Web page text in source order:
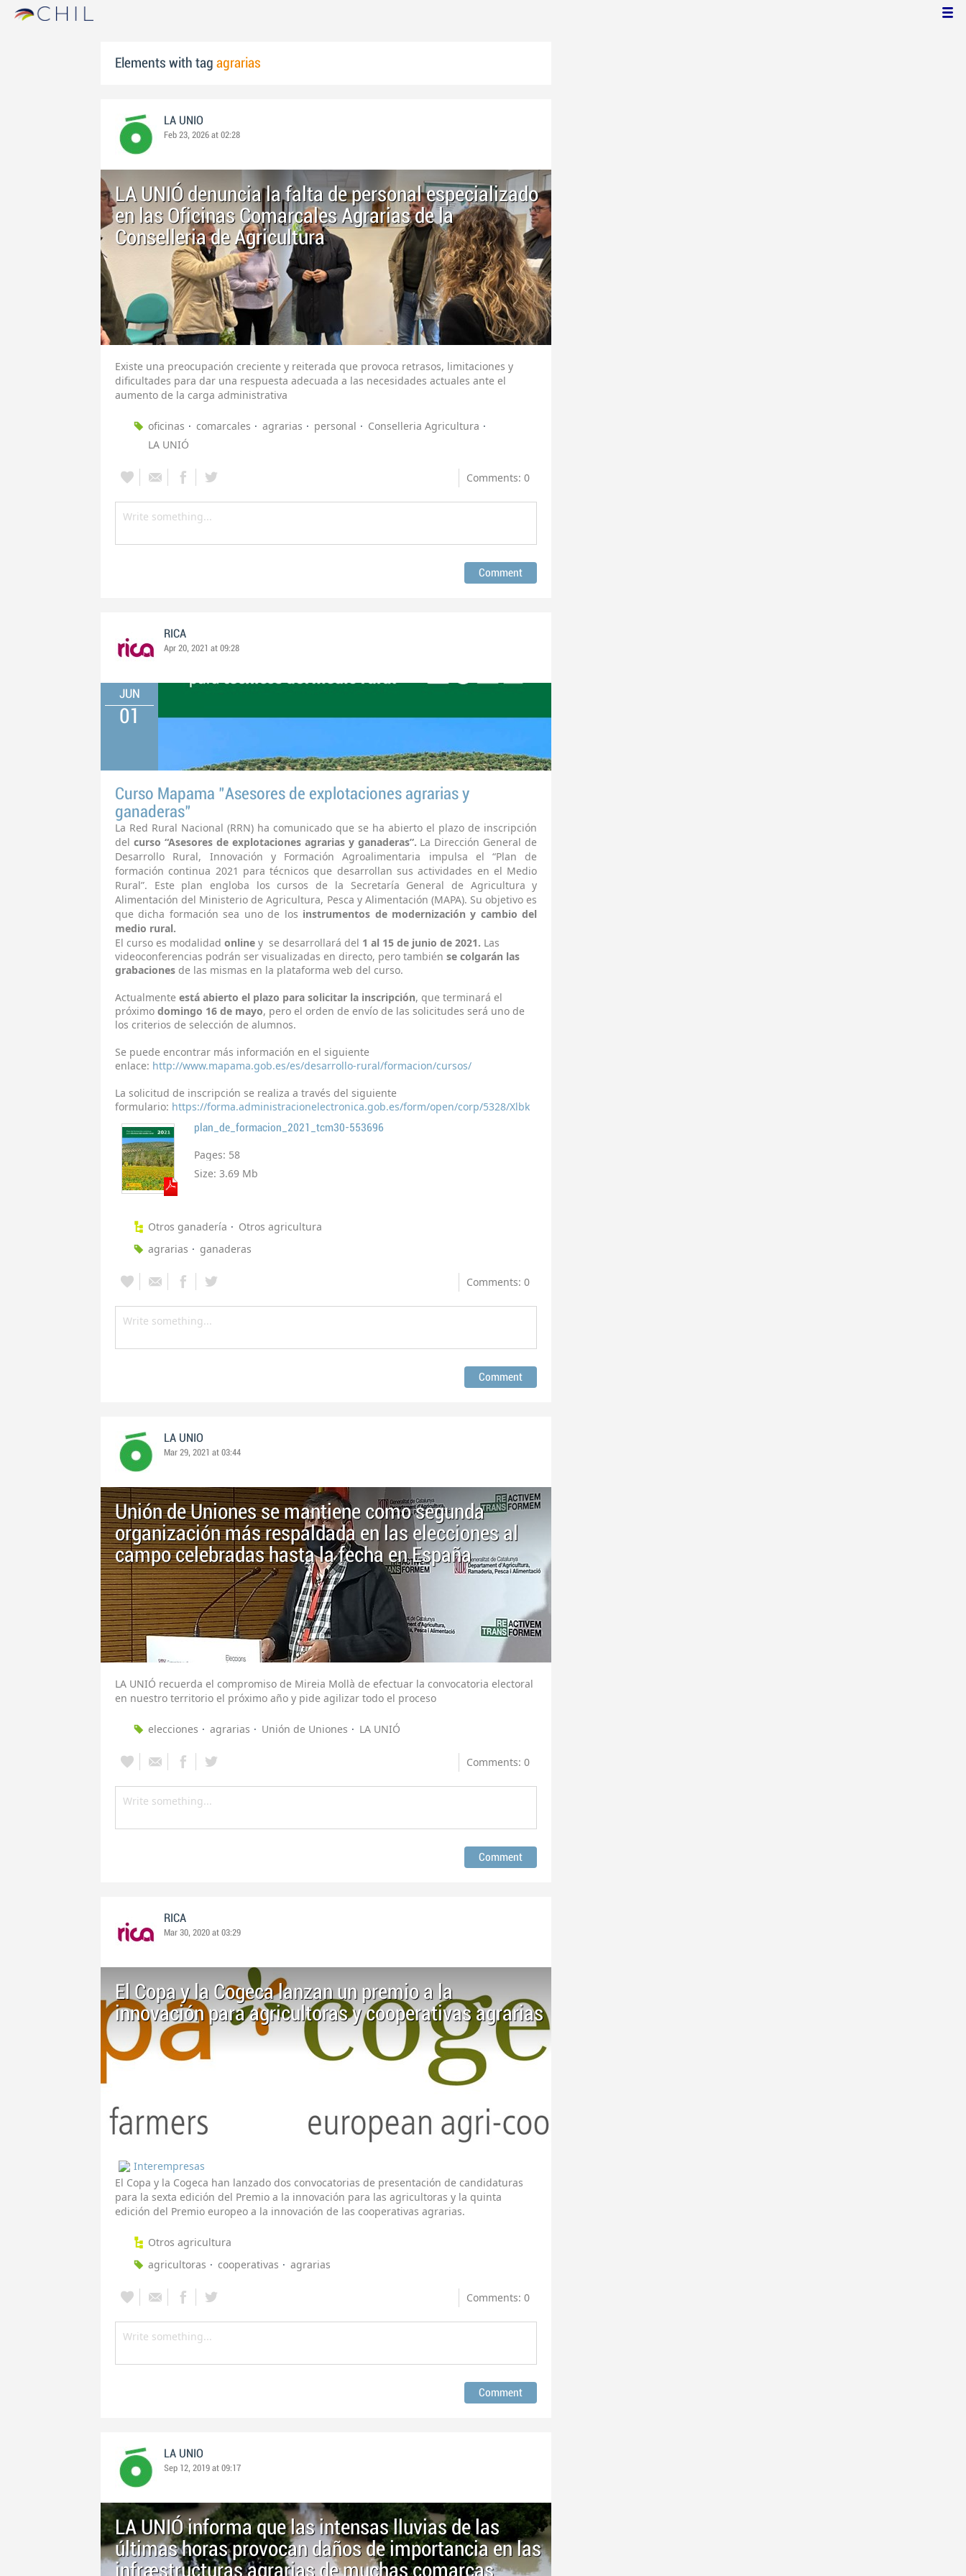
Elements with tag agrarias
LA UNIO
Feb 23, 2026 at 02:28
LA UNIÓ denuncia la falta de personal especializado
en las Oficinas Comarcales Agrarias de la
Conselleria de Agricultura
Existe una preocupación creciente y reiterada que provoca retrasos, limitaciones y
dificultades para dar una respuesta adecuada a las necesidades actuales ante el
aumento de la carga administrativa
oficinas comarcales agrarias personal
Conselleria Agricultura
LA UNIÓ
Comments: 0
RICA
Apr 20, 2021 at 09:28
JUN
01
Curso Mapama "Asesores de explotaciones agrarias y
ganaderas"
La Red Rural Nacional (RRN) ha comunicado que se ha abierto el plazo de inscripción
del curso “Asesores de explotaciones agrarias y ganaderas”. La Dirección General de
Desarrollo Rural, Innovación y Formación Agroalimentaria impulsa el “Plan de
formación continua 2021 para técnicos que desarrollan sus actividades en el Medio
Rural”. Este plan engloba los cursos de la Secretaría General de Agricultura y
Alimentación del Ministerio de Agricultura, Pesca y Alimentación (MAPA). Su objetivo es
que dicha formación sea uno de los instrumentos de modernización y cambio del
medio rural.
El curso es modalidad online y se desarrollará del 1 al 15 de junio de 2021. Las
videoconferencias podrán ser visualizadas en directo, pero también se colgarán las
grabaciones de las mismas en la plataforma web del curso.
Actualmente está abierto el plazo para solicitar la inscripción, que terminará el
próximo domingo 16 de mayo, pero el orden de envío de las solicitudes será uno de
los criterios de selección de alumnos.
Se puede encontrar más información en el siguiente
enlace: http://www.mapama.gob.es/es/desarrollo-rural/formacion/cursos/
La solicitud de inscripción se realiza a través del siguiente
formulario: https://forma.administracionelectronica.gob.es/form/open/corp/5328/Xlbk
plan_de_formacion_2021_tcm30-553696
Pages: 58
Size: 3.69 Mb
Otros ganadería
Otros agricultura
agrarias
ganaderas
Comments: 0
LA UNIO
Mar 29, 2021 at 03:44
Unión de Uniones se mantiene como segunda
organización más respaldada en las elecciones al
campo celebradas hasta la fecha en España
LA UNIÓ recuerda el compromiso de Mireia Mollà de efectuar la convocatoria electoral
en nuestro territorio el próximo año y pide agilizar todo el proceso
elecciones agrarias Unión de Uniones LA UNIÓ
Comments: 0
RICA
Mar 30, 2020 at 03:29
El Copa y la Cogeca lanzan un premio a la
innovación para agricultoras y cooperativas agrarias
Interempresas
El Copa y la Cogeca han lanzado dos convocatorias de presentación de candidaturas
para la sexta edición del Premio a la innovación para las agricultoras y la quinta
edición del Premio europeo a la innovación de las cooperativas agrarias.
Otros agricultura
agricultoras
cooperativas agrarias
Comments: 0
LA UNIO
Sep 12, 2019 at 09:17
LA UNIÓ informa que las intensas lluvias de las
últimas horas provocan daños de importancia en las
infraestructuras agrarias de muchas comarcas